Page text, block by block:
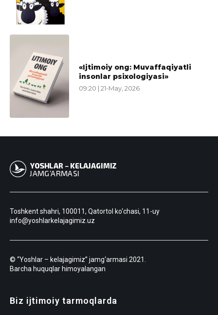
«Ijtimoiy ong: Muvaffaqiyatli
insonlar psixologiyasi»
09:20 | 21-May, 2026
Toshkent shahri, 100011, Qatortol ko‘chasi, 11-uy
info@yoshlarkelajagimiz.uz
© “Yoshlar – kelajagimiz” jamg‘armasi 2021.
Barcha huquqlar himoyalangan
Biz ijtimoiy tarmoqlarda